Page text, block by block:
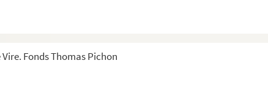
Fonds Thomas Pichon
de vie des Le Lièvre donné par Monsieu...